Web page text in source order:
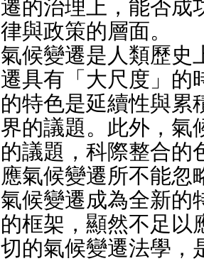
遷的治理上，能否成
律與政策的層面。
氣候變遷是人類歷史
遷具有「大尺度」的
的特色是延續性與累
界的議題。此外，氣
的議題，科際整合的
應氣候變遷所不能忽
氣候變遷成為全新的
的框架，顯然不足以
切的氣候變遷法學